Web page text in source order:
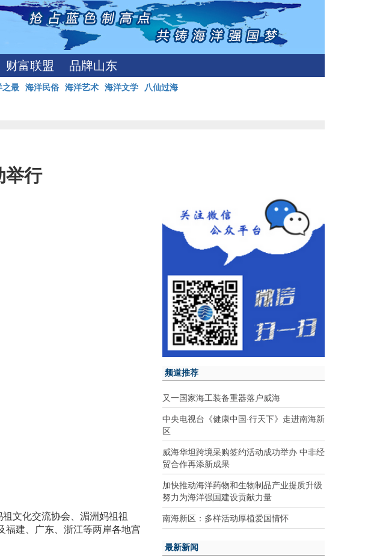
财富联盟 品牌山东
之最 海洋民俗 海洋艺术 海洋文学 八仙过海
举行
文化交流协会、湄洲妈祖祖
福建、广东、浙江等两岸各地宫
频道推荐
又一国家海工装备重器落户威海
中央电视台《健康中国·行天下》走进南海新
区
威海华坦跨境采购签约活动成功举办 中非经
贸合作再添新成果
加快推动海洋药物和生物制品产业提质升级
努力为海洋强国建设贡献力量
南海新区：多样活动厚植爱国情怀
最新新闻